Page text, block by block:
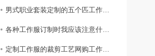
男式职业套装定制的五个匹工作服裙底配点
各种工作服订制时我应该注意什么？
定制工作服的裁剪工艺网购工作服要求